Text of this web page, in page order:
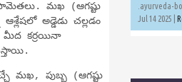
మఖ (ఆగష్టు
అడ్డెడు చల్లడం
మీద కర్రయినా
మఖ, పుబ్బ (ఆగష్టు
.ayurveda-
Jul 14 2025 |